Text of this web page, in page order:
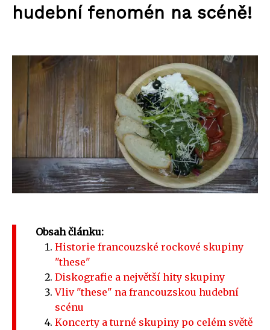
hudební fenomén na scéně!
Obsah článku:
Historie francouzské rockové skupiny
"these"
Diskografie a největší hity skupiny
Vliv "these" na francouzskou hudební
scénu
Koncerty a turné skupiny po celém světě